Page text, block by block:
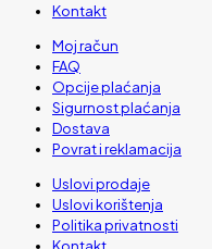
Kontakt
Moj račun
FAQ
Opcije plaćanja
Sigurnost plaćanja
Dostava
Povrat i reklamacija
Uslovi prodaje
Uslovi korištenja
Politika privatnosti